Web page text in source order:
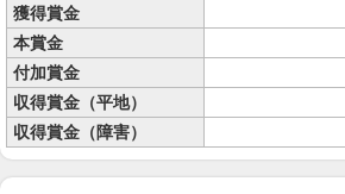
獲得賞金
本賞金
付加賞金
収得賞金（平地）
収得賞金（障害）